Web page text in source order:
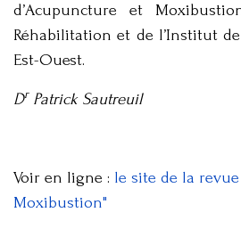
d’Acupuncture et
Réhabilitation et de l’Institut
Est-Ouest.
DrPatrick Sautreuil
Voir en ligne : le site de la
Moxibustion"